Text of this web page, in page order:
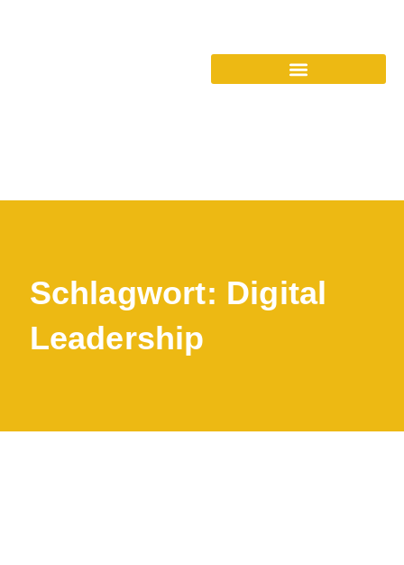
Schlagwort: Digital
Leadership